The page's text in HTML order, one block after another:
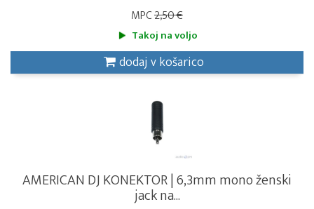
MPC2,50 €
Takoj na voljo
dodaj v košarico
AMERICAN DJ KONEKTOR | 6,3mm mono ženski
jack na...